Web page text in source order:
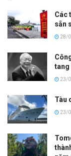
Các
sẵn
28/
tang
23/
Tàu
23/